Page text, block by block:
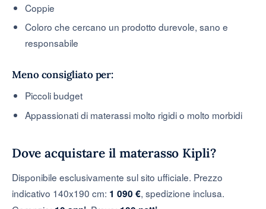
Coppie
Coloro che cercano un prodotto durevole, sano e
responsabile
Meno consigliato per:
Piccoli budget
Appassionati di materassi molto rigidi o molto morbidi
Dove acquistare il materasso Kipli?
Disponibile esclusivamente sul sito ufficiale. Prezzo
indicativo 140x190 cm: 1 090 €, spedizione inclusa.